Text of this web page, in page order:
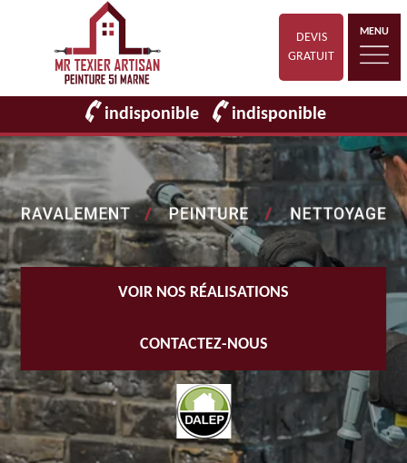
DEVIS
GRATUIT
MENU
indisponible indisponible
VOIR NOS RÉALISATIONS
CONTACTEZ-NOUS